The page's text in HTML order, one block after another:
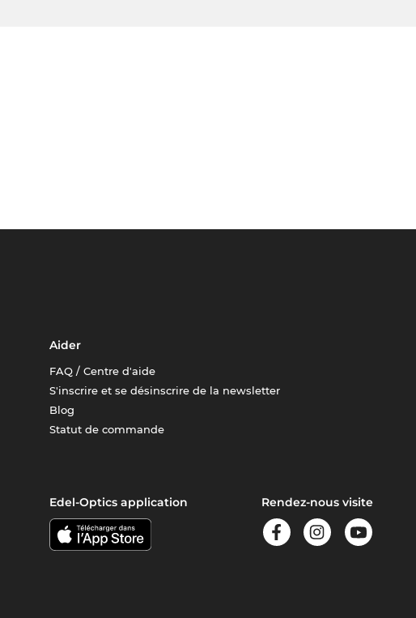
Aider
FAQ / Centre d'aide
S'inscrire et se désinscrire de la newsletter
Blog
Statut de commande
Edel-Optics application Rendez-nous visite